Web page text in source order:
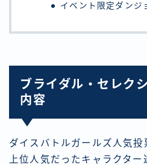
イベント限定ダンジ
ブライダル・セレク
内容
ダイスバトルガールズ人気投
上位人気だったキャラクタ